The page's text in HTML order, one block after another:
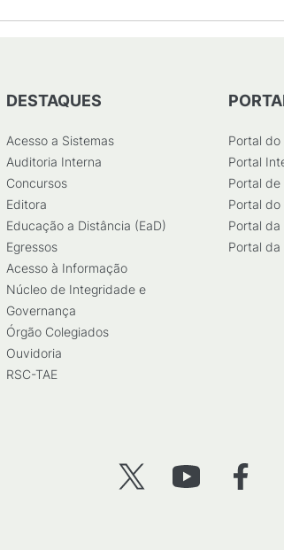
DESTAQUES
Acesso a Sistemas
Auditoria Interna
Concursos
Editora
Educação a Distância (EaD)
Egressos
Acesso à Informação
Núcleo de Integridade e
Governança
Órgão Colegiados
Ouvidoria
RSC-TAE
Portal
Portal
Portal de
Portal
Portal da
Portal da